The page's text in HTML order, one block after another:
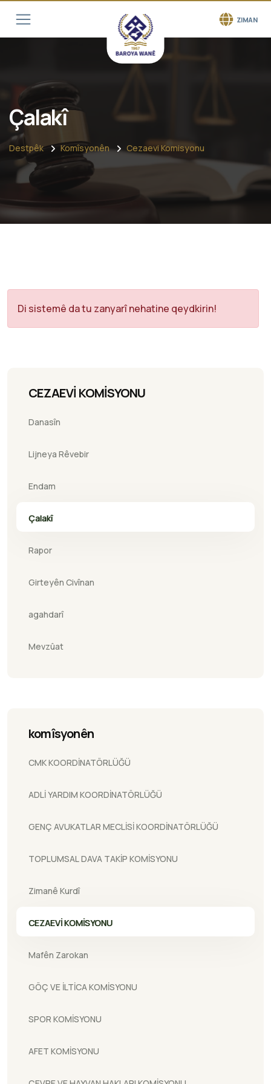
ZIMAN
Çalakî
Destpêk Komîsyonên Cezaevi Komisyonu
Di sistemê da tu zanyarî nehatine qeydkirin!
CEZAEVİ KOMİSYONU
Danasîn
Lijneya Rêvebir
Endam
Çalakî
Rapor
Girteyên Civînan
agahdarî
Mevzûat
komîsyonên
CMK KOORDİNATÖRLÜĞÜ
ADLİ YARDIM KOORDİNATÖRLÜĞÜ
GENÇ AVUKATLAR MECLİSİ KOORDİNATÖRLÜĞÜ
TOPLUMSAL DAVA TAKİP KOMİSYONU
Zimanê Kurdî
CEZAEVİ KOMİSYONU
Mafên Zarokan
GÖÇ VE İLTİCA KOMİSYONU
SPOR KOMİSYONU
AFET KOMİSYONU